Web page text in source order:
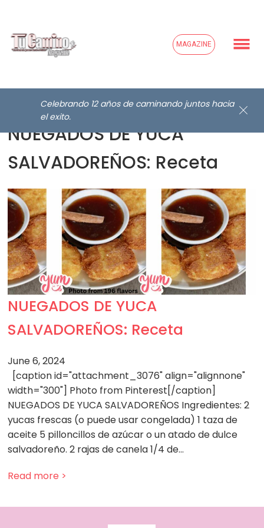
MAGAZINE
Celebrando 12 años de caminando juntos hacia
el exito.
NUEGADOS DE YUCA
SALVADOREÑOS: Receta
NUEGADOS DE YUCA
SALVADOREÑOS: Receta
June 6, 2024
[caption id="attachment_3076" align="alignnone"
width="300"] Photo from Pinterest[/caption]
NUEGADOS DE YUCA SALVADOREÑOS Ingredientes: 2
yucas frescas (o puede usar congelada) 1 taza de
aceite 5 pilloncillos de azúcar o un atado de dulce
salvadoreño. 2 rajas de canela 1/4 de…
Read more >